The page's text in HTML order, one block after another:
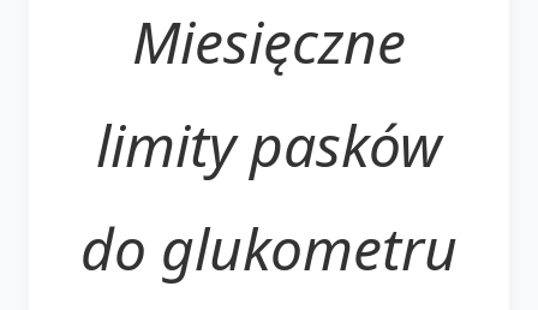
Miesięczne
limity pasków
do glukometru